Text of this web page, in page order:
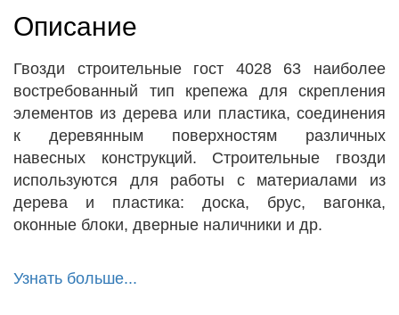
Описание
Гвозди строительные гост 4028 63 наиболее
востребованный тип крепежа для скрепления
элементов из дерева или пластика, соединения
к деревянным поверхностям различных
навесных конструкций. Строительные гвозди
используются для работы с материалами из
дерева и пластика: доска, брус, вагонка,
оконные блоки, дверные наличники и др.
Узнать больше...